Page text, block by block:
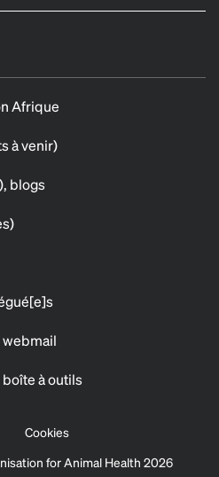
Afrique
à venir)
blogs
webmail
à outils
Cookies
for Animal Health 2026